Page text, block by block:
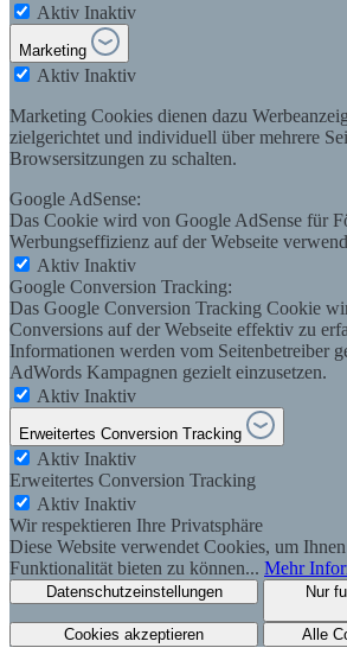
Aktiv Inaktiv
Marketing
Aktiv Inaktiv
Marketing Cookies dienen dazu
zielgerichtet und individuell über mehrere
Browsersitzungen zu schalten.
Google AdSense:
Das Cookie wird von Google AdSense für
Werbungseffizienz auf der Webseite
Aktiv Inaktiv
Google Conversion Tracking:
Das Google Conversion Tracking Cookie
Conversions auf der Webseite effektiv zu
Informationen werden vom Seitenbetreiber
AdWords Kampagnen gezielt einzusetzen.
Aktiv Inaktiv
Erweitertes Conversion Tracking
Aktiv Inaktiv
Erweitertes Conversion Tracking
Aktiv Inaktiv
Wir respektieren Ihre Privatsphäre
Diese Website verwendet Cookies, um
Funktionalität bieten zu können... Mehr
Datenschutzeinstellungen
Nur
Cookies akzeptieren
Alle